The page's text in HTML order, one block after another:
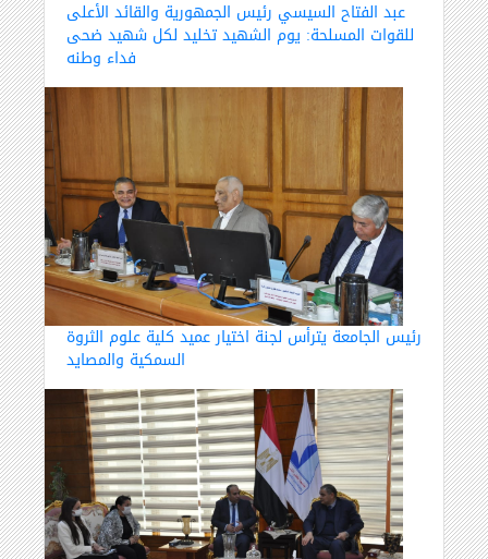
عبد الفتاح السيسي رئيس الجمهورية والقائد الأعلى
للقوات المسلحة: يوم الشهيد تخليد لكل شهيد ضحى
فداء وطنه
رئيس الجامعة يترأس لجنة اختيار عميد كلية علوم الثروة
السمكية والمصايد